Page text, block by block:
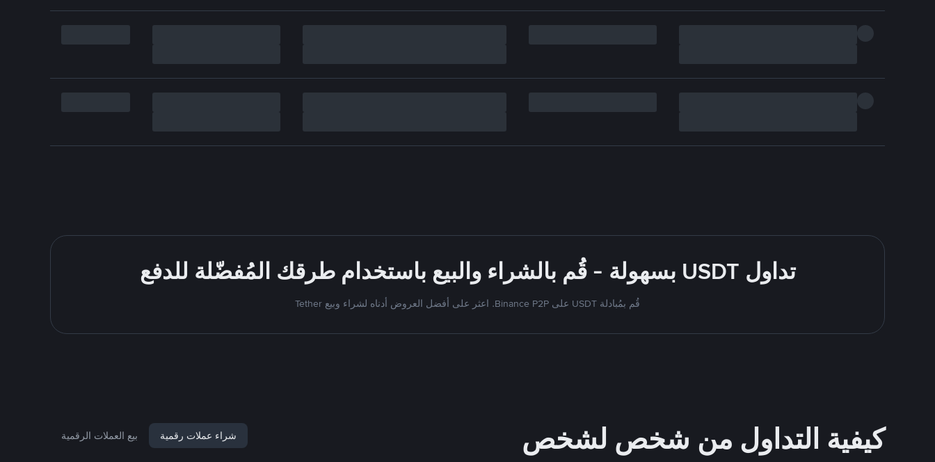
تداول USDT بسهولة - قُم بالشراء والبيع باستخدام طرقك المُفضّلة للدفع
قُم بمُبادلة USDT على Binance P2P. اعثر على أفضل العروض أدناه لشراء وبيع Tether
كيفية التداول من شخص لشخص شراء عملات رقمية بيع العملات الرقمية